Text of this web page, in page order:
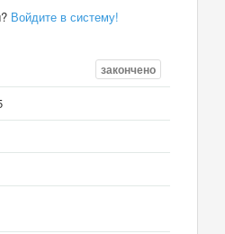
Войдите в систему!
закончено